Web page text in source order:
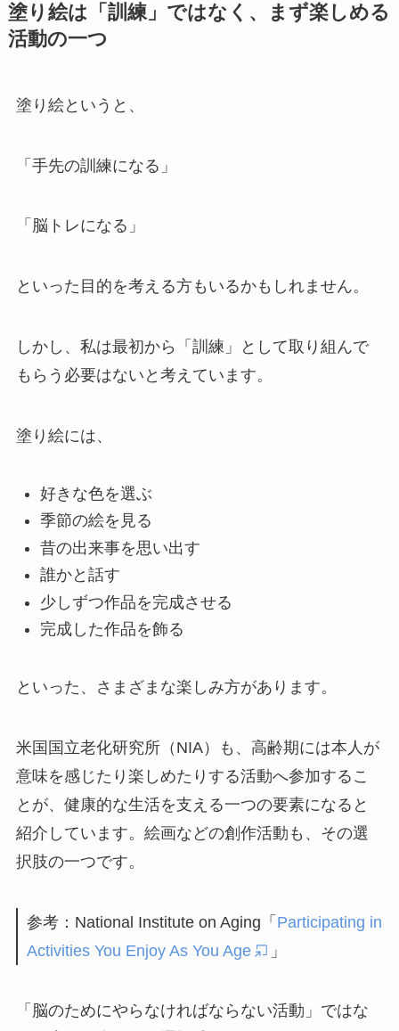
塗り絵は「訓練」ではなく、まず楽しめる
活動の一つ
塗り絵というと、
「手先の訓練になる」
「脳トレになる」
といった目的を考える方もいるかもしれません。
しかし、私は最初から「訓練」として取り組んで
もらう必要はないと考えています。
塗り絵には、
好きな色を選ぶ
季節の絵を見る
昔の出来事を思い出す
誰かと話す
少しずつ作品を完成させる
完成した作品を飾る
といった、さまざまな楽しみ方があります。
米国国立老化研究所（NIA）も、高齢期には本人が
意味を感じたり楽しめたりする活動へ参加するこ
とが、健康的な生活を支える一つの要素になると
紹介しています。絵画などの創作活動も、その選
択肢の一つです。
参考：National Institute on Aging「 Participating in
Activities You Enjoy As You Age
」
「脳のためにやらなければならない活動」ではな